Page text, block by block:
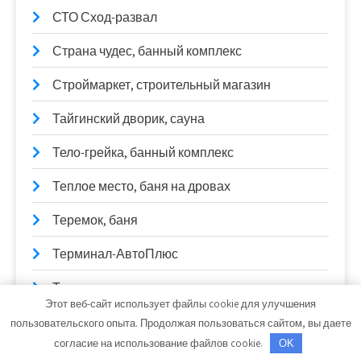
СТО Сход-развал
Страна чудес, банный комплекс
Строймаркет, строительный магазин
Тайгинский дворик, сауна
Тело-грейка, банный комплекс
Теплое место, баня на дровах
Теремок, баня
Терминал-АвтоПлюс
Техника
Техосмотр в Липецке
Этот веб-сайт использует файлы cookie для улучшения
пользовательского опыта. Продолжая пользоваться сайтом, вы даете
согласие на использование файлов cookie.
OK